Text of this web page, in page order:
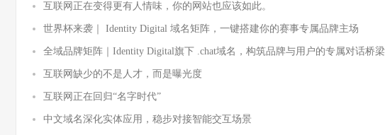
互联网正在变得更有人情味，你的网站也应该如此。
世界杯来袭｜ Identity Digital 域名矩阵，一键搭建你的赛事专属品牌主场
全域品牌矩阵｜Identity Digital旗下 .chat域名，构筑品牌与用户的专属对话桥梁
互联网缺少的不是人才，而是曝光度
互联网正在回归“名字时代”
中文域名深化实体应用，稳步对接智能交互场景